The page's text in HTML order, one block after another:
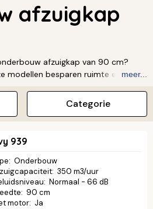
afzuigkap
afzuigkap van 90 cm?
modellen besparen ruimte en
altijd fris en uitnodigend. Of je
ze verminderen ongewenste
diverse ontwerpen vind je altijd een
keuken past. Verbeter vandaag
onze selectie.
meer...
Categorie
939
: Onderbouw
: 350 m3/uur
: Normaal - 66 dB
: 90 cm
motor: Ja